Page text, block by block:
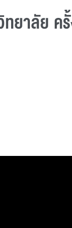
ยาลัย ค